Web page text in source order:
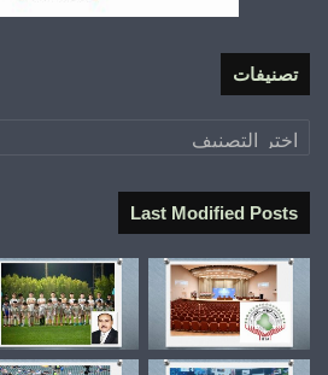
تصنيفات
تصنيفات
Last Modified Posts